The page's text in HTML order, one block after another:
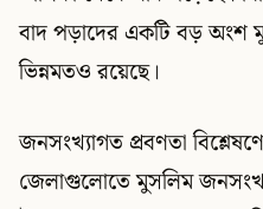
বাদ পড়াদের একটি বড় অংশ
ভিন্নমতও রয়েছে।
জনসংখ্যাগত প্রবণতা
জেলাগুলোতে মুসলিম